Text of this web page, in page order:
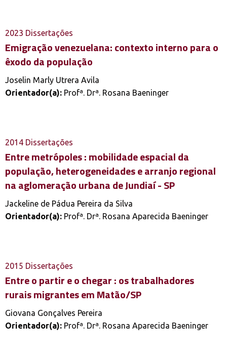
2023 Dissertações
Emigração venezuelana: contexto interno para o
êxodo da população
Joselin Marly Utrera Avila
Orientador(a): Profª. Drª. Rosana Baeninger
2014 Dissertações
Entre metrópoles : mobilidade espacial da
população, heterogeneidades e arranjo regional
na aglomeração urbana de Jundiaí - SP
Jackeline de Pádua Pereira da Silva
Orientador(a): Profª. Drª. Rosana Aparecida Baeninger
2015 Dissertações
Entre o partir e o chegar : os trabalhadores
rurais migrantes em Matão/SP
Giovana Gonçalves Pereira
Orientador(a): Profª. Drª. Rosana Aparecida Baeninger